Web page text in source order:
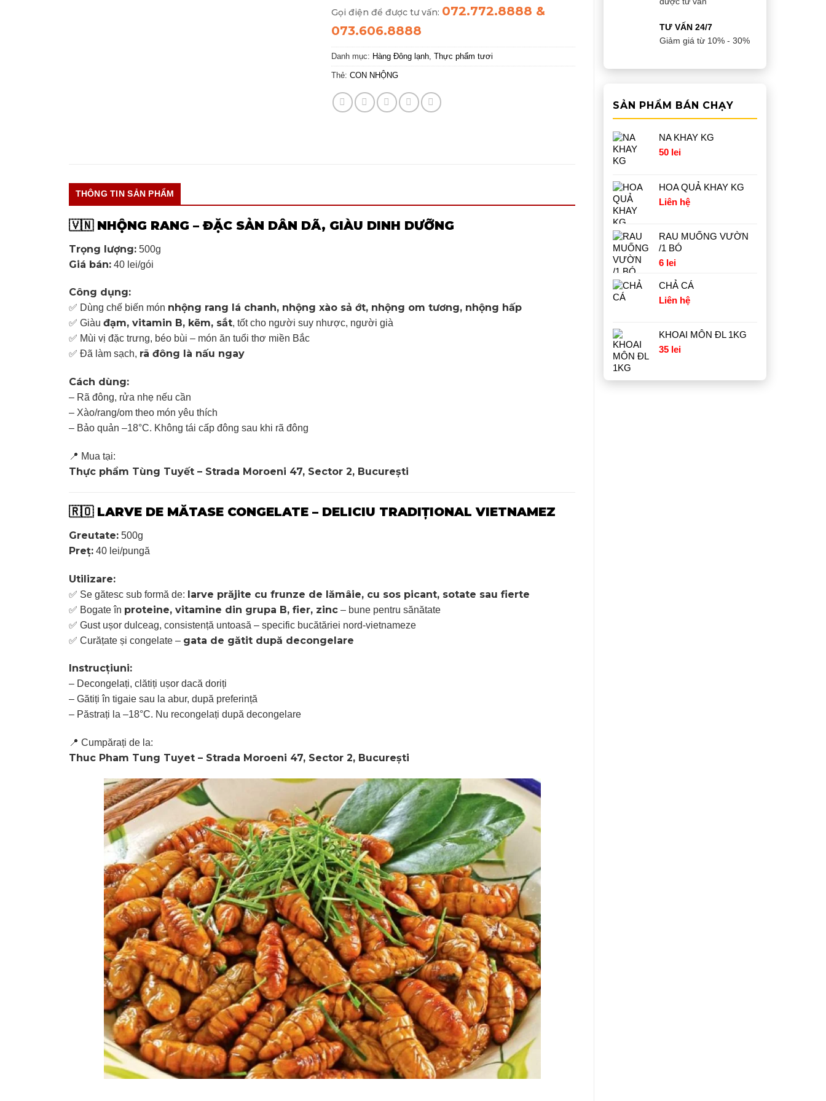
TƯ VẤN 24/7
Giảm giá từ 10% - 30%
SẢN PHẨM BÁN CHẠY
NA KHAY KG
50 lei
HOA QUẢ KHAY KG
Liên hệ
RAU MUỐNG VƯỜN
/1 BÓ
6 lei
CHẢ CÁ
Liên hệ
KHOAI MÔN ĐL 1KG
35 lei
Gọi điện để được tư vấn: 072.772.8888 &
073.606.8888
Danh mục: Hàng Đông lạnh Thực phẩm tươi
Thẻ: CON NHỘNG
THÔNG TIN SẢN PHẨM
🇻🇳 NHỘNG RANG – ĐẶC SẢN DÂN DÃ, GIÀU DINH DƯỠNG
Trọng lượng: 500g
Giá bán: 40 lei/gói
Công dụng:
✅ Dùng chế biến món nhộng rang lá chanh, nhộng xào sả ớt, nhộng om tương, nhộng hấp
✅ Giàu đạm, vitamin B, kẽm, sắt, tốt cho người suy nhược, người già
✅ Mùi vị đặc trưng, béo bùi – món ăn tuổi thơ miền Bắc
✅ Đã làm sạch, rã đông là nấu ngay
Cách dùng:
– Rã đông, rửa nhẹ nếu cần
– Xào/rang/om theo món yêu thích
– Bảo quản –18°C. Không tái cấp đông sau khi rã đông
📍 Mua tại:
Thực phẩm Tùng Tuyết – Strada Moroeni 47, Sector 2, București
🇷🇴 LARVE DE MĂTASE CONGELATE – DELICIU TRADIȚIONAL VIETNAMEZ
Greutate: 500g
Preț: 40 lei/pungă
Utilizare:
✅ Se gătesc sub formă de: larve prăjite cu frunze de lămâie, cu sos picant, sotate sau fierte
✅ Bogate în proteine, vitamine din grupa B, fier, zinc – bune pentru sănătate
✅ Gust ușor dulceag, consistență untoasă – specific bucătăriei nord-vietnameze
✅ Curățate și congelate – gata de gătit după decongelare
Instrucțiuni:
– Decongelați, clătiți ușor dacă doriți
– Gătiți în tigaie sau la abur, după preferință
– Păstrați la –18°C. Nu recongelați după decongelare
📍 Cumpărați de la:
Thuc Pham Tung Tuyet – Strada Moroeni 47, Sector 2, București